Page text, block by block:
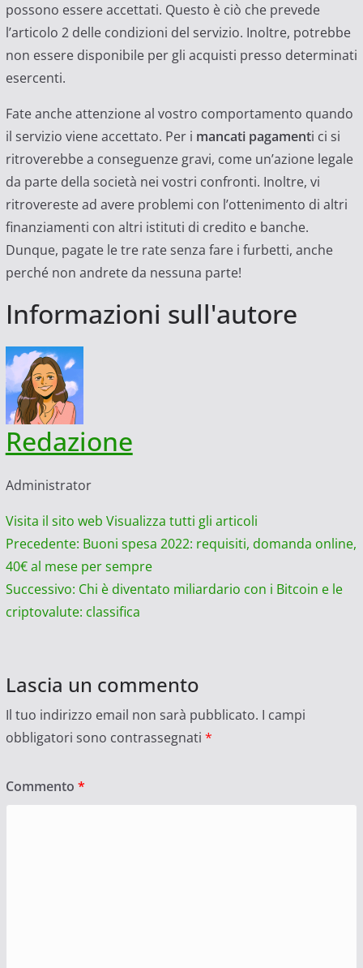
possono essere accettati. Questo è ciò che prevede
l’articolo 2 delle condizioni del servizio. Inoltre, potrebbe
non essere disponibile per gli acquisti presso determinati
esercenti.
Fate anche attenzione al vostro comportamento quando
il servizio viene accettato. Per i mancati pagamenti ci si
ritroverebbe a conseguenze gravi, come un’azione legale
da parte della società nei vostri confronti. Inoltre, vi
ritrovereste ad avere problemi con l’ottenimento di altri
finanziamenti con altri istituti di credito e banche.
Dunque, pagate le tre rate senza fare i furbetti, anche
perché non andrete da nessuna parte!
Informazioni sull'autore
Redazione
Administrator
Visita il sito web Visualizza tutti gli articoli
Navigazione
articolo
Precedente: Buoni spesa 2022: requisiti, domanda online,
40€ al mese per sempre
Successivo: Chi è diventato miliardario con i Bitcoin e le
criptovalute: classifica
Lascia un commento
Il tuo indirizzo email non sarà pubblicato. I campi
obbligatori sono contrassegnati *
Commento *